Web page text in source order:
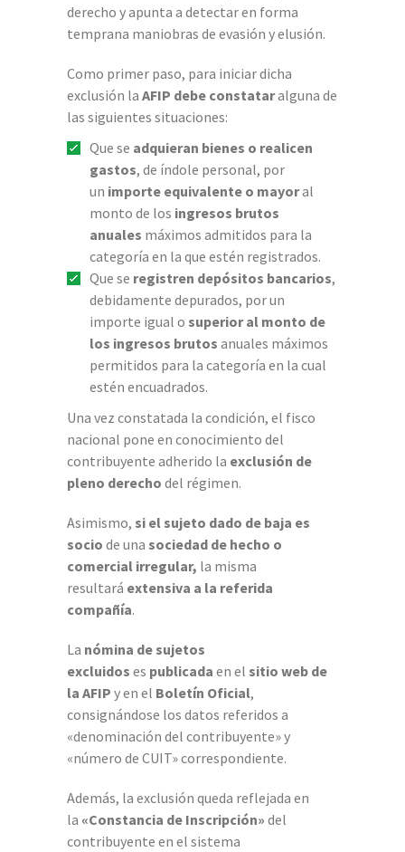
derecho y apunta a detectar en forma
temprana maniobras de evasión y elusión.
Como primer paso, para iniciar dicha
exclusión la AFIP debe constataralguna de
las siguientes situaciones:
Que se adquieran bienes o realicen
gastos, de índole personal, por
un importe equivalente o mayoral
monto de los ingresos brutos
anuales máximos admitidos para la
categoría en la que estén registrados.
Que se registren depósitos bancarios,
debidamente depurados, por un
importe igual o superior al monto de
los ingresos brutos anuales máximos
permitidos para la categoría en la cual
estén encuadrados.
Una vez constatada la condición, el fisco
nacional pone en conocimiento del
contribuyente adherido la exclusión de
pleno derecho del régimen.
Asimismo, si el sujeto dado de baja es
socio de una sociedad de hecho o
comercial irregular, la misma
resultará extensiva a la referida
compañía.
La nómina de sujetos
excluidos es publicada en el sitio web de
la AFIP y en el Boletín Oficial,
consignándose los datos referidos a
«denominación del contribuyente» y
«número de CUIT» correspondiente.
Además, la exclusión queda reflejada en
la «Constancia de Inscripción» del
contribuyente en el sistema